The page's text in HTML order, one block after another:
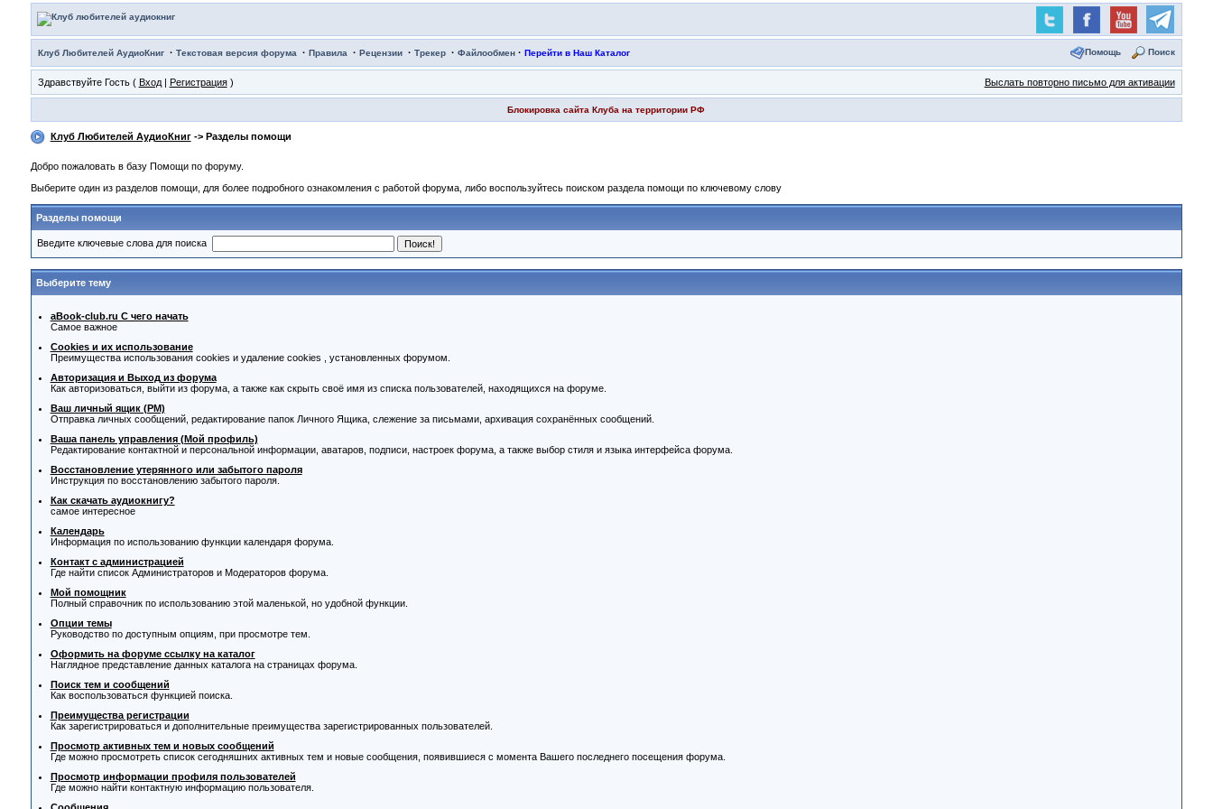
Клуб Любителей АудиоКниг· Текстовая версия форума · Правила · Рецензии· Трекер· Файлообмен· Перейти в Наш Каталог Помощь Поиск
Здравствуйте Гость ( Вход| Регистрация) Выслать повторно письмо для активации
Блокировка сайта Клуба на территории РФ
Клуб Любителей АудиоКниг-> Разделы помощи
Добро пожаловать в базу Помощи по форуму.
Выберите один из разделов помощи, для более подробного ознакомления с работой форума, либо воспользуйтесь поиском раздела помощи по ключевому слову
Разделы помощи
Введите ключевые слова для поиска
Выберите тему
aBook-club.ru C чего начать
Самое важное
Cookies и их использование
Преимущества использования cookies и удаление cookies , установленных форумом.
Авторизация и Выход из форума
Как авторизоваться, выйти из форума, а также как скрыть своё имя из списка пользователей, находящихся на форуме.
Ваш личный ящик (PM)
Отправка личных сообщений, редактирование папок Личного Ящика, слежение за письмами, архивация сохранённых сообщений.
Ваша панель управления (Мой профиль)
Редактирование контактной и персональной информации, аватаров, подписи, настроек форума, а также выбор стиля и языка интерфейса форума.
Восстановление утерянного или забытого пароля
Инструкция по восстановлению забытого пароля.
Как скачать аудиокнигу?
самое интересное
Календарь
Информация по использованию функции календаря форума.
Контакт с администрацией
Где найти список Администраторов и Модераторов форума.
Мой помощник
Полный справочник по использованию этой маленькой, но удобной функции.
Опции темы
Руководство по доступным опциям, при просмотре тем.
Оформить на форуме ссылку на каталог
Наглядное представление данных каталога на страницах форума.
Поиск тем и сообщений
Как воспользоваться функцией поиска.
Преимущества регистрации
Как зарегистрироваться и дополнительные преимущества зарегистрированных пользователей.
Просмотр активных тем и новых сообщений
Где можно просмотреть список сегодняшних активных тем и новые сообщения, появившиеся с момента Вашего последнего посещения форума.
Просмотр информации профиля пользователей
Где можно найти контактную информацию пользователя.